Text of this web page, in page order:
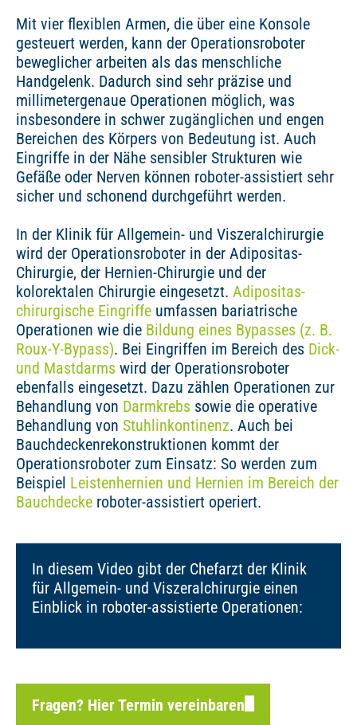
Mit vier flexiblen Armen, die über eine Konsole
gesteuert werden, kann der Operationsroboter
beweglicher arbeiten als das menschliche
Handgelenk. Dadurch sind sehr präzise und
millimetergenaue Operationen möglich, was
insbesondere in schwer zugänglichen und engen
Bereichen des Körpers von Bedeutung ist. Auch
Eingriffe in der Nähe sensibler Strukturen wie
Gefäße oder Nerven können roboter-assistiert sehr
sicher und schonend durchgeführt werden.
In der Klinik für Allgemein- und Viszeralchirurgie
wird der Operationsroboter in der Adipositas-
Chirurgie, der Hernien-Chirurgie und der
kolorektalen Chirurgie eingesetzt. Adipositas-
chirurgische Eingriffe umfassen bariatrische
Operationen wie die Bildung eines Bypasses (z. B.
Roux-Y-Bypass). Bei Eingriffen im Bereich des Dick-
und Mastdarms wird der Operationsroboter
ebenfalls eingesetzt. Dazu zählen Operationen zur
Behandlung von Darmkrebs sowie die operative
Behandlung von Stuhlinkontinenz. Auch bei
Bauchdeckenrekonstruktionen kommt der
Operationsroboter zum Einsatz: So werden zum
Beispiel Leistenhernien und Hernien im Bereich der
Bauchdecke roboter-assistiert operiert.
In diesem Video gibt der Chefarzt der Klinik
für Allgemein- und Viszeralchirurgie einen
Einblick in roboter-assistierte Operationen:
Fragen? Hier Termin vereinbaren